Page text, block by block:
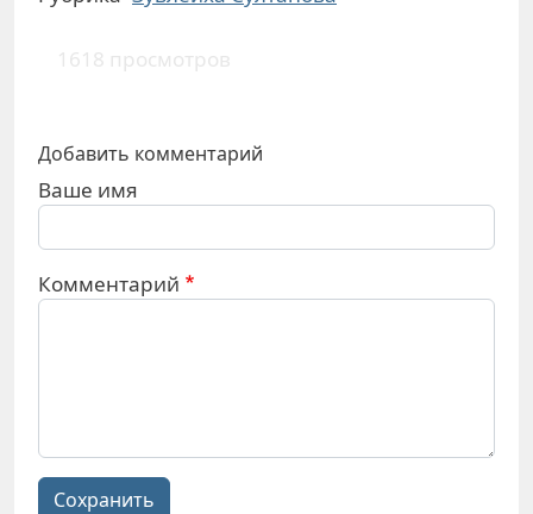
1618 просмотров
Добавить комментарий
Ваше имя
Комментарий
Сохранить